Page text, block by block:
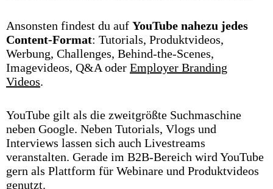
Ansonsten findest du auf YouTube nahezu jedes
Content-Format: Tutorials, Produktvideos,
Werbung, Challenges, Behind-the-Scenes,
Imagevideos, Q&A oder Employer Branding
Videos.
YouTube gilt als die zweitgrößte Suchmaschine
neben Google. Neben Tutorials, Vlogs und
Interviews lassen sich auch Livestreams
veranstalten. Gerade im B2B-Bereich wird YouTube
gern als Plattform für Webinare und Produktvideos
genutzt.